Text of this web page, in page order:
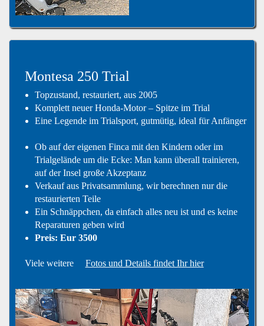
Montesa 250 Trial
Topzustand, restauriert, aus 2005
Komplett neuer Honda-Motor – Spitze im Trial
Eine Legende im Trialsport, gutmütig, ideal für Anfänger
Ob auf der eigenen Finca mit den Kindern oder im
Trialgelände um die Ecke: Man kann überall trainieren,
auf der Insel große Akzeptanz
Verkauf aus Privatsammlung, wir berechnen nur die
restaurierten Teile
Ein Schnäppchen, da einfach alles neu ist und es keine
Reparaturen geben wird
Preis: Eur 3500
Viele weitere Fotos und Details findet Ihr hier